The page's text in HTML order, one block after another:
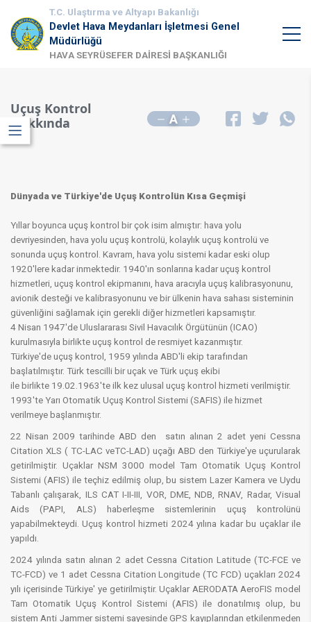
T.C. Ulaştırma ve Altyapı Bakanlığı
Devlet Hava Meydanları İşletmesi Genel
Müdürlüğü
HAVA SEYRÜSEFER DAİRESİ BAŞKANLIĞI
Uçuş Kontrol
Hakkında
A
Dünyada ve Türkiye'de Uçuş Kontrolün Kısa Geçmişi
Yıllar boyunca uçuş kontrol bir çok isim almıştır: hava yolu
devriyesinden, hava yolu uçuş kontrolü, kolaylık uçuş kontrolü ve
sonunda uçuş kontrol. Kavram, hava yolu sistemi kadar eski olup
1920'lere kadar inmektedir. 1940'ın sonlarına kadar uçuş kontrol
hizmetleri, uçuş kontrol ekipmanını, hava aracıyla uçuş kalibrasyonunu,
avionik desteği ve kalibrasyonunu ve bir ülkenin hava sahası sisteminin
güvenliğini sağlamak için gerekli diğer hizmetleri kapsamıştır.
4 Nisan 1947'de Uluslararası Sivil Havacılık Örgütünün (ICAO)
kurulmasıyla birlikte uçuş kontrol de resmiyet kazanmıştır.
Türkiye'de uçuş kontrol, 1959 yılında ABD'li ekip tarafından
başlatılmıştır. Türk tescilli bir uçak ve Türk uçuş ekibi
ile birlikte 19.02.1963'te ilk kez ulusal uçuş kontrol hizmeti verilmiştir.
1993'te Yarı Otomatik Uçuş Kontrol Sistemi (SAFIS) ile hizmet
verilmeye başlanmıştır.
22 Nisan 2009 tarihinde ABD den satın alınan 2 adet yeni Cessna
Citation XLS ( TC-LAC veTC-LAD) uçağı ABD den Türkiye'ye uçurularak
getirilmiştir. Uçaklar NSM 3000 model Tam Otomatik Uçuş Kontrol
Sistemi (AFIS) ile teçhiz edilmiş olup, bu sistem Lazer Kamera ve Uydu
Tabanlı çalışarak, ILS CAT I-II-III, VOR, DME, NDB, RNAV, Radar, Visual
Aids (PAPI, ALS) haberleşme sistemlerinin uçuş kontrolünü
yapabilmekteydi. Uçuş kontrol hizmeti 2024 yılına kadar bu uçaklar ile
yapıldı.
2024 yılında satın alınan 2 adet Cessna Citation Latitude (TC-FCE ve
TC-FCD) ve 1 adet Cessna Citation Longitude (TC FCD) uçakları 2024
yılı içerisinde Türkiye' ye getirilmiştir. Uçaklar AERODATA AeroFIS model
Tam Otomatik Uçuş Kontrol Sistemi (AFIS) ile donatılmış olup, bu
sistem Anti Jammer sistemi sayesinde GPS kayıplarından etkilenmeden